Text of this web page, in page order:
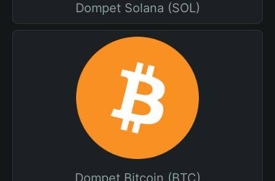
Dompet Solana (SOL)
Dompet Bitcoin (BTC)